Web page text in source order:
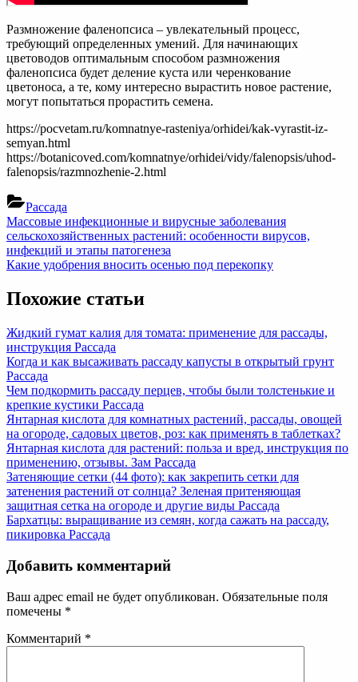
Размножение фаленопсиса – увлекательный процесс,
требующий определенных умений. Для начинающих
цветоводов оптимальным способом размножения
фаленопсиса будет деление куста или черенкование
цветоноса, а те, кому интересно вырастить новое растение,
могут попытаться прорастить семена.
https://pocvetam.ru/komnatnye-rasteniya/orhidei/kak-vyrastit-iz-
semyan.html
https://botanicoved.com/komnatnye/orhidei/vidy/falenopsis/uhod-
falenopsis/razmnozhenie-2.html
Рассада
Навигация
по
записям
Previous
Post:
Массовые инфекционные и вирусные заболевания
сельскохозяйственных растений: особенности вирусов,
инфекций и этапы патогенеза
Next
Какие удобрения вносить осенью под перекопку
Похожие статьи
Жидкий гумат калия для томата: применение для рассады,
инструкция Рассада
Когда и как высаживать рассаду капусты в открытый грунт
Рассада
Чем подкормить рассаду перцев, чтобы были толстенькие и
крепкие кустики Рассада
Янтарная кислота для комнатных растений, рассады, овощей
на огороде, садовых цветов, роз: как применять в таблетках?
Янтарная кислота для растений: польза и вред, инструкция по
применению, отзывы. Зам Рассада
Затеняющие сетки (44 фото): как закрепить сетки для
затенения растений от солнца? Зеленая притеняющая
защитная сетка на огороде и другие виды Рассада
Бархатцы: выращивание из семян, когда сажать на рассаду,
пикировка Рассада
Добавить комментарий
Ваш адрес email не будет опубликован. Обязательные поля
помечены *
Комментарий *